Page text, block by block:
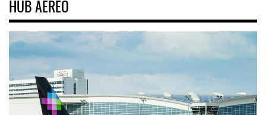
HUB AÉREO